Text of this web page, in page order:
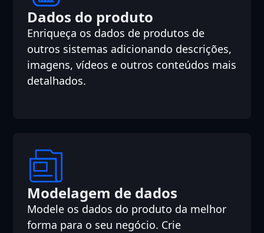
Dados do produto
Enriqueça os dados de produtos de
outros sistemas adicionando descrições,
imagens, vídeos e outros conteúdos mais
detalhados.
Modelagem de dados
Modele os dados do produto da melhor
forma para o seu negócio. Crie